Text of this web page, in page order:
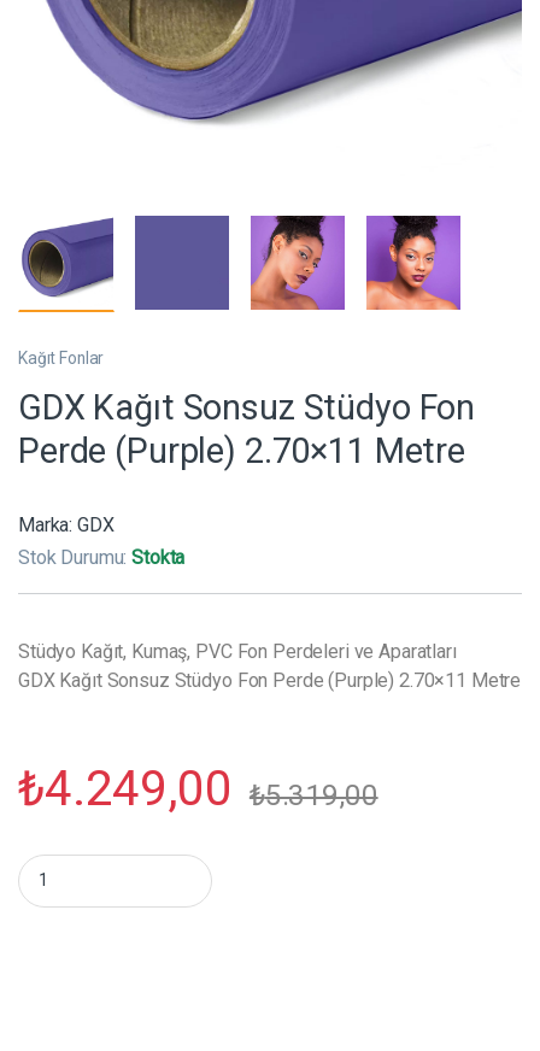
Kağıt Fonlar
GDX Kağıt Sonsuz Stüdyo Fon
Perde (Purple) 2.70×11 Metre
Marka: GDX
Stok Durumu:Stokta
Stüdyo Kağıt, Kumaş, PVC Fon Perdeleri ve Aparatları
GDX Kağıt Sonsuz Stüdyo Fon Perde (Purple) 2.70×11 Metre
₺4.249,00 ₺5.319,00
GDX Kağıt Sonsuz Stüdyo Fon Perde (Purple) 2.70x11 Metre